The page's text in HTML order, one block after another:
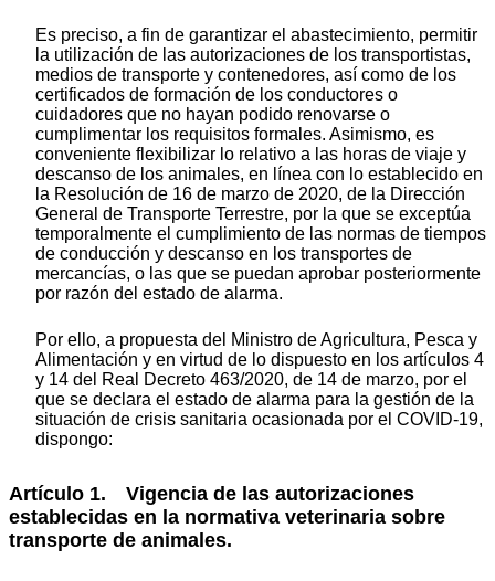
Es preciso, a fin de garantizar el abastecimiento, permitir
la utilización de las autorizaciones de los transportistas,
medios de transporte y contenedores, así como de los
certificados de formación de los conductores o
cuidadores que no hayan podido renovarse o
cumplimentar los requisitos formales. Asimismo, es
conveniente flexibilizar lo relativo a las horas de viaje y
descanso de los animales, en línea con lo establecido en
la Resolución de 16 de marzo de 2020, de la Dirección
General de Transporte Terrestre, por la que se exceptúa
temporalmente el cumplimiento de las normas de tiempos
de conducción y descanso en los transportes de
mercancías, o las que se puedan aprobar posteriormente
por razón del estado de alarma.
Por ello, a propuesta del Ministro de Agricultura, Pesca y
Alimentación y en virtud de lo dispuesto en los artículos 4
y 14 del Real Decreto 463/2020, de 14 de marzo, por el
que se declara el estado de alarma para la gestión de la
situación de crisis sanitaria ocasionada por el COVID-19,
dispongo:
Artículo 1. Vigencia de las autorizaciones
establecidas en la normativa veterinaria sobre
transporte de animales.